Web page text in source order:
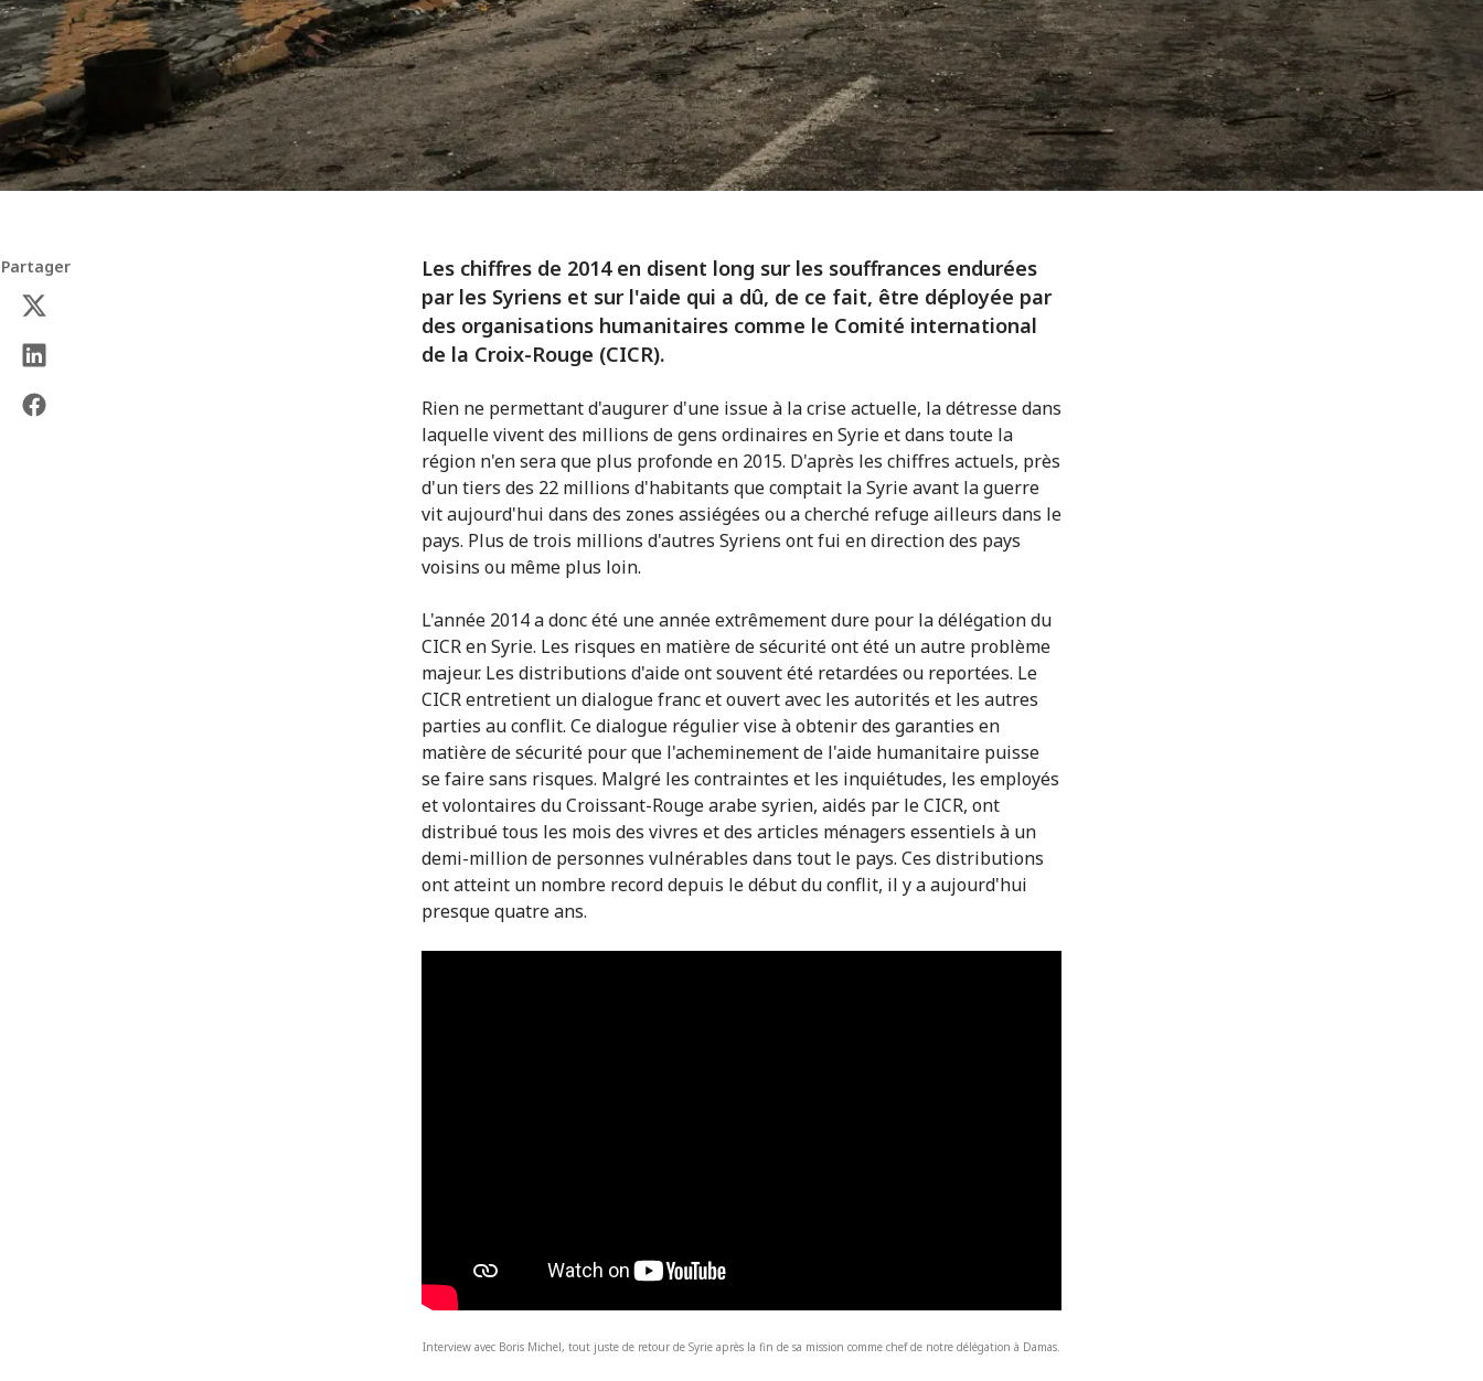
Partager
Les chiffres de 2014 en disent long sur les souffrances endurées
par les Syriens et sur l'aide qui a dû, de ce fait, être déployée par
des organisations humanitaires comme le Comité international
de la Croix-Rouge (CICR).
Rien ne permettant d'augurer d'une issue à la crise actuelle, la détresse dans
laquelle vivent des millions de gens ordinaires en Syrie et dans toute la
région n'en sera que plus profonde en 2015. D'après les chiffres actuels, près
d'un tiers des 22 millions d'habitants que comptait la Syrie avant la guerre
vit aujourd'hui dans des zones assiégées ou a cherché refuge ailleurs dans le
pays. Plus de trois millions d'autres Syriens ont fui en direction des pays
voisins ou même plus loin.
L'année 2014 a donc été une année extrêmement dure pour la délégation du
CICR en Syrie. Les risques en matière de sécurité ont été un autre problème
majeur. Les distributions d'aide ont souvent été retardées ou reportées. Le
CICR entretient un dialogue franc et ouvert avec les autorités et les autres
parties au conflit. Ce dialogue régulier vise à obtenir des garanties en
matière de sécurité pour que l'acheminement de l'aide humanitaire puisse
se faire sans risques. Malgré les contraintes et les inquiétudes, les employés
et volontaires du Croissant-Rouge arabe syrien, aidés par le CICR, ont
distribué tous les mois des vivres et des articles ménagers essentiels à un
demi-million de personnes vulnérables dans tout le pays. Ces distributions
ont atteint un nombre record depuis le début du conflit, il y a aujourd'hui
presque quatre ans.
Interview avec Boris Michel, tout juste de retour de Syrie après la fin de sa mission comme chef de notre délégation à Damas.